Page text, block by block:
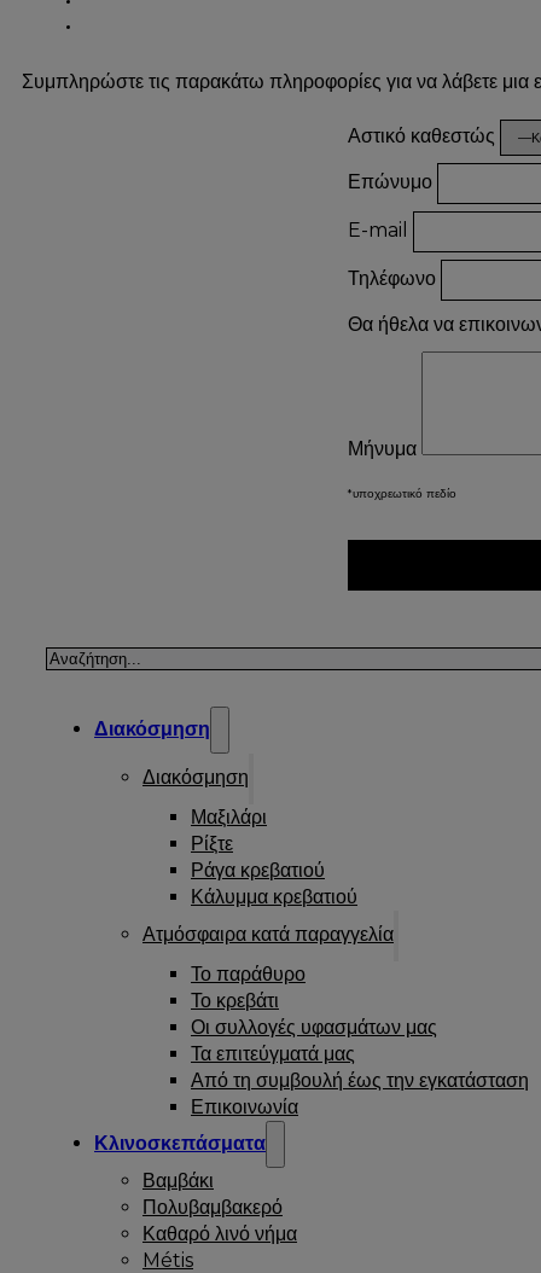
Συμπληρώστε τις παρακάτω πληροφορίες για να λάβετε μια
Αστικό καθεστώς
Επώνυμο
E-mail
Τηλέφωνο
Θα ήθελα να
Μήνυμα
*υποχρεωτικό πεδίο
Αναζήτηση
Διακόσμηση
Διακόσμηση
Μαξιλάρι
Ρίξτε
Ράγα κρεβατιού
Κάλυμμα κρεβατιού
Ατμόσφαιρα κατά παραγγελία
Το παράθυρο
Το κρεβάτι
Οι συλλογές υφασμάτων μας
Τα επιτεύγματά μας
Από τη συμβουλή έως την εγκατάσταση
Επικοινωνία
Κλινοσκεπάσματα
Βαμβάκι
Πολυβαμβακερό
Καθαρό λινό νήμα
Métis